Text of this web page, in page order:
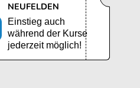
NEUFELDEN
Einstieg auch
während der Kurse
jederzeit möglich!